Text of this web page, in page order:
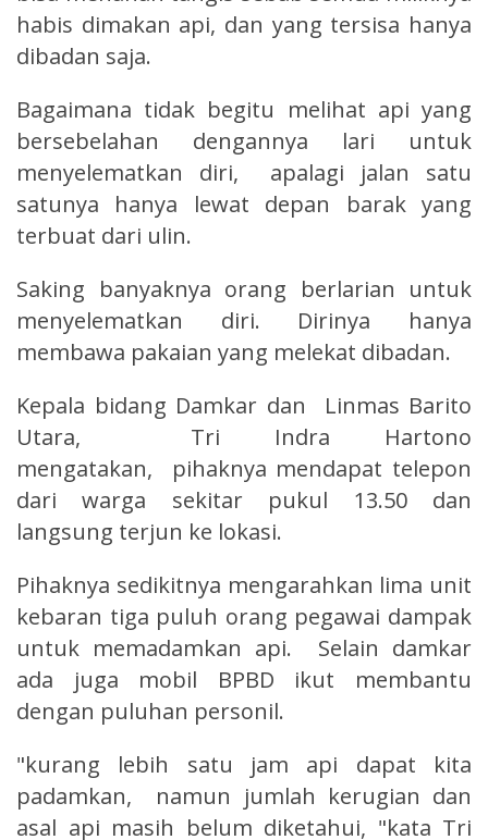
habis dimakan api, dan yang tersisa hanya
dibadan saja.
Bagaimana tidak begitu melihat api yang
bersebelahan dengannya lari untuk
menyelematkan diri, apalagi jalan satu
satunya hanya lewat depan barak yang
terbuat dari ulin.
Saking banyaknya orang berlarian untuk
menyelematkan diri. Dirinya hanya
membawa pakaian yang melekat dibadan.
Kepala bidang Damkar dan Linmas Barito
Utara, Tri Indra Hartono
mengatakan, pihaknya mendapat telepon
dari warga sekitar pukul 13.50 dan
langsung terjun ke lokasi.
Pihaknya sedikitnya mengarahkan lima unit
kebaran tiga puluh orang pegawai dampak
untuk memadamkan api. Selain damkar
ada juga mobil BPBD ikut membantu
dengan puluhan personil.
"kurang lebih satu jam api dapat kita
padamkan, namun jumlah kerugian dan
asal api masih belum diketahui, "kata Tri